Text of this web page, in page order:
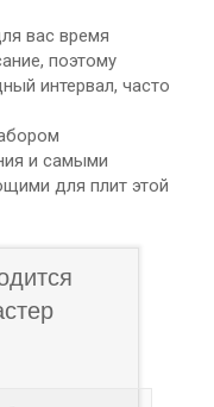
вас время
поэтому
интервал, часто
и самыми
для плит этой